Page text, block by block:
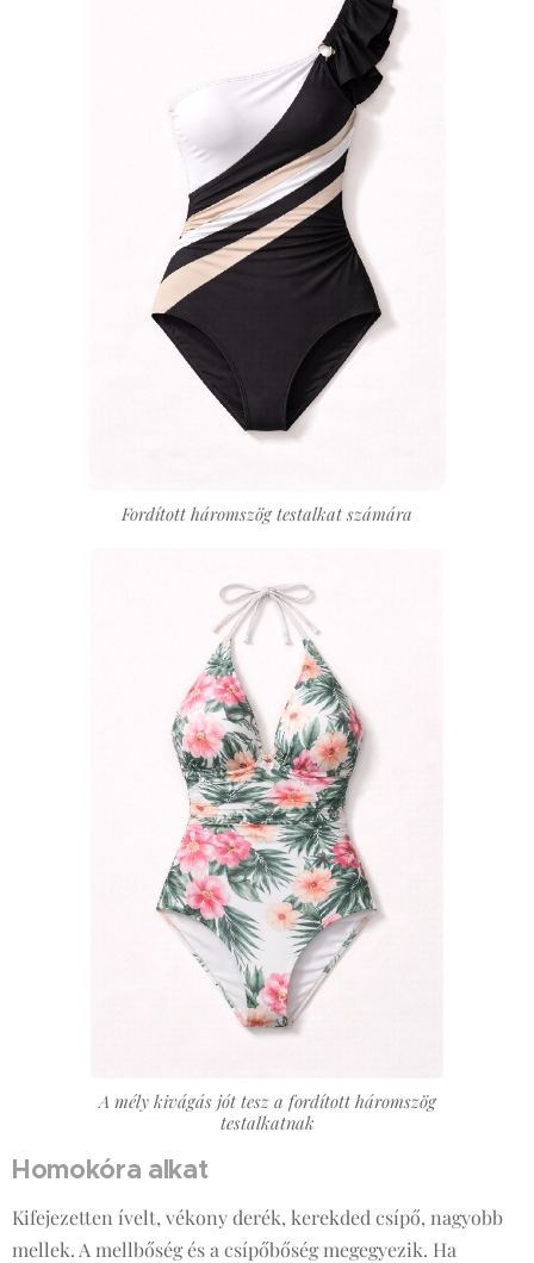
Fordított háromszög testalkat számára
A mély kivágás jót tesz a fordított háromszög
testalkatnak
Homokóra alkat
Kifejezetten ívelt, vékony derék, kerekded csípő, nagyobb
mellek. A mellbőség és a csípőbőség megegyezik. Ha